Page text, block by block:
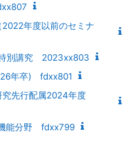
年度以前のセミナ
別講究 2023xx803
年卒) fdxx801
究先行配属2024年度
能分野 fdxx799